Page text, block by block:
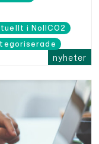
nyheter
i NollCO2